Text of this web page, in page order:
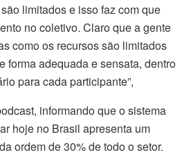
limitados e isso faz com que
no coletivo. Claro que a gente
como os recursos são limitados
forma adequada e sensata, dentro
para cada participante”,
informando que o sistema
hoje no Brasil apresenta um
ordem de 30% de todo o setor.